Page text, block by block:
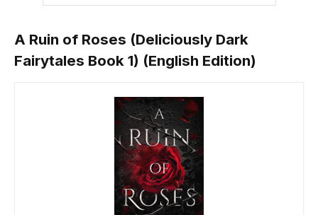
A Ruin of Roses (Deliciously Dark
Fairytales Book 1) (English Edition)